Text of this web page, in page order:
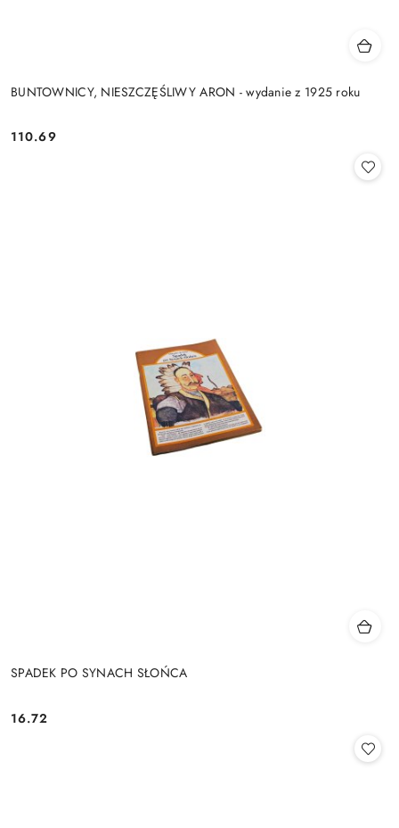
BUNTOWNICY, NIESZCZĘŚLIWY ARON - wydanie z 1925 roku
Cena:
110.69
SPADEK PO SYNACH SŁOŃCA
Cena:
16.72